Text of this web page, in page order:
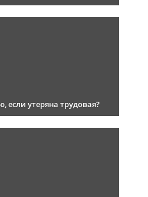
если утеряна трудовая?